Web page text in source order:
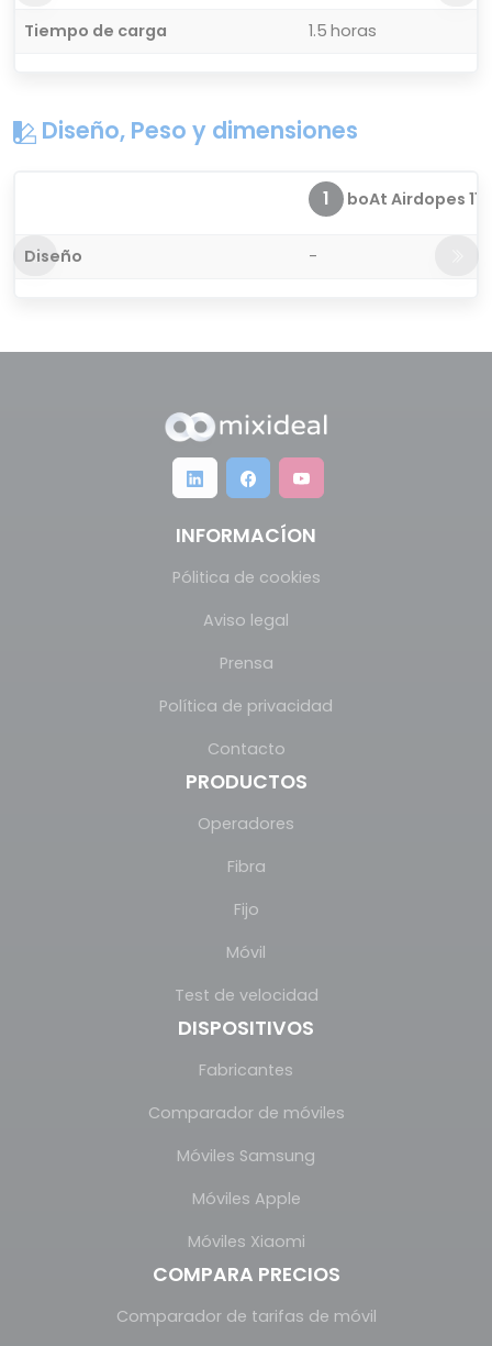
Tiempo de carga
1.5 horas
Diseño, Peso y dimensiones
1 boAt Airdopes 115
Diseño -
INFORMACÍON
Pólitica de cookies
Aviso legal
Prensa
Política de privacidad
Contacto
PRODUCTOS
Operadores
Fibra
Fijo
Móvil
Test de velocidad
DISPOSITIVOS
Fabricantes
Comparador de móviles
Móviles Samsung
Móviles Apple
Móviles Xiaomi
COMPARA PRECIOS
Comparador de tarifas de móvil